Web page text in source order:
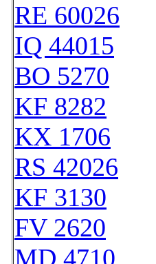
RE 60026
IQ 44015
BO 5270
KF 8282
KX 1706
RS 42026
KF 3130
FV 2620
MD 4710